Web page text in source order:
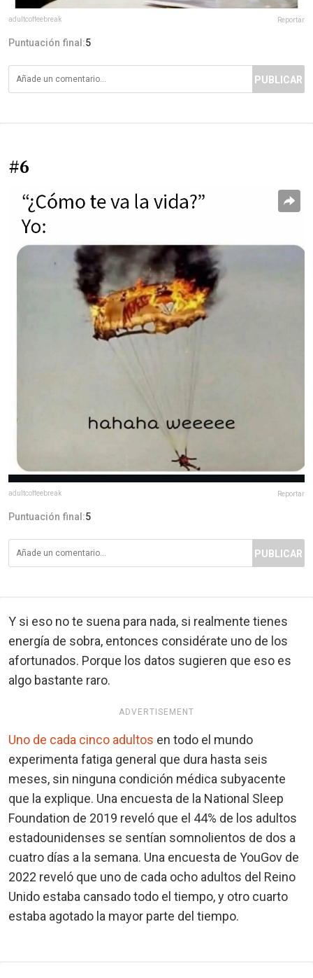
adultcoffeebreak Reportar
Puntuación final:5
PUBLICAR
#6
adultcoffeebreak Reportar
Puntuación final:5
PUBLICAR
Y si eso no te suena para nada, si realmente tienes
energía de sobra, entonces considérate uno de los
afortunados. Porque los datos sugieren que eso es
algo bastante raro.
ADVERTISEMENT
Uno de cada cinco adultos en todo el mundo
experimenta fatiga general que dura hasta seis
meses, sin ninguna condición médica subyacente
que la explique. Una encuesta de la National Sleep
Foundation de 2019 reveló que el 44% de los adultos
estadounidenses se sentían somnolientos de dos a
cuatro días a la semana. Una encuesta de YouGov de
2022 reveló que uno de cada ocho adultos del Reino
Unido estaba cansado todo el tiempo, y otro cuarto
estaba agotado la mayor parte del tiempo.